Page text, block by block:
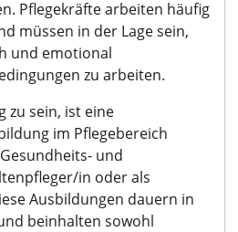
Pflegekräfte arbeiten häufig
müssen in der Lage sein,
und emotional
zu arbeiten.
zu sein, ist eine
im Pflegebereich
und
in oder als
Ausbildungen dauern in
beinhalten sowohl